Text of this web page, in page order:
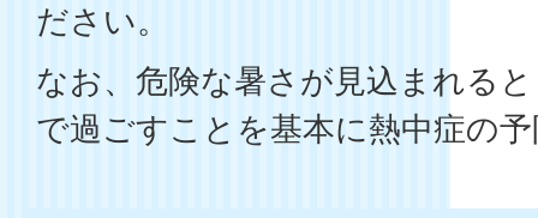
ださい。
なお、危険な暑さが見込まれる
で過ごすことを基本に熱中症の